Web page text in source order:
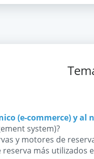
(e-commerce) y al
system)?
y motores de
más utilizados